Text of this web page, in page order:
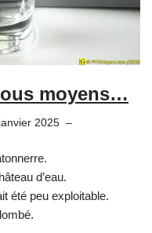
moyens…
2025
d’eau.
été peu exploitable.